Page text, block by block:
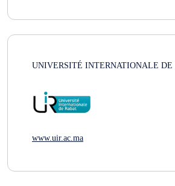
UNIVERSITÉ INTERNATIONALE DE
www.uir.ac.ma